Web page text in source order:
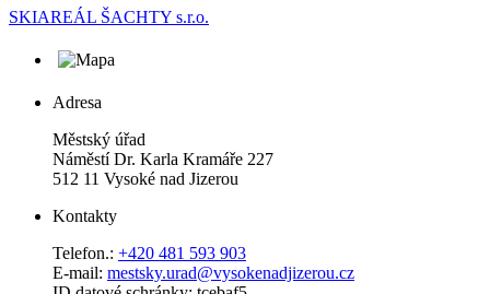
SKIAREÁL ŠACHTY s.r.o.
Adresa
Městský úřad
Náměstí Dr. Karla Kramáře 227
512 11 Vysoké nad Jizerou
Kontakty
Telefon.: +420 481 593 903
E-mail: mestsky.urad@vysokenadjizerou.cz